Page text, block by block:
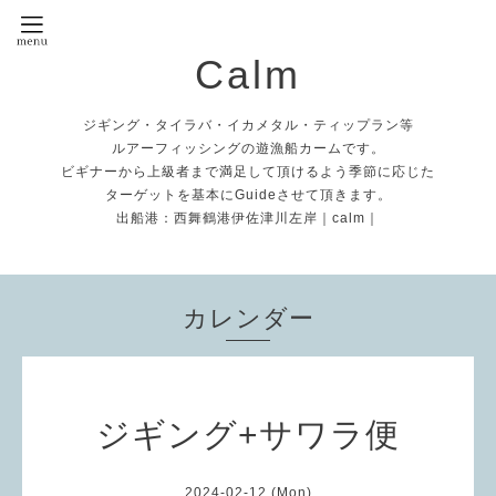
Calm
ジギング・タイラバ・イカメタル・ティップラン等
ルアーフィッシングの遊漁船カームです。
ビギナーから上級者まで満足して頂けるよう季節に応じた
ターゲットを基本にGuideさせて頂きます。
出船港：西舞鶴港伊佐津川左岸｜calm｜
カレンダー
ジギング+サワラ便
2024-02-12 (Mon)